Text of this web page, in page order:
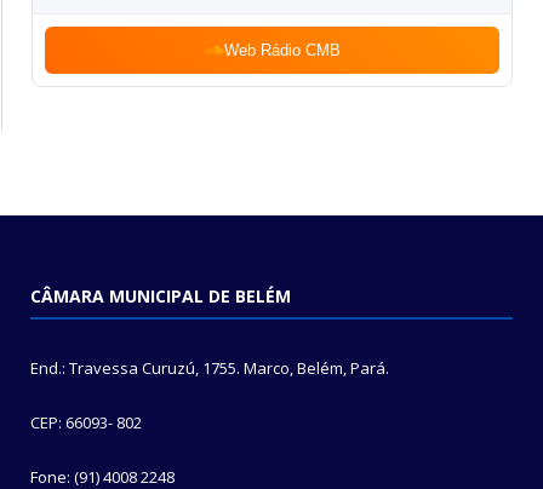
Web Rádio CMB
CÂMARA MUNICIPAL DE BELÉM
End.: Travessa Curuzú, 1755. Marco, Belém, Pará.
CEP: 66093- 802
Fone: (91) 4008 2248